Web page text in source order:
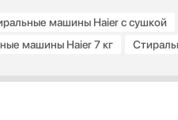
машины Haier с сушкой
машины Haier 7 кг